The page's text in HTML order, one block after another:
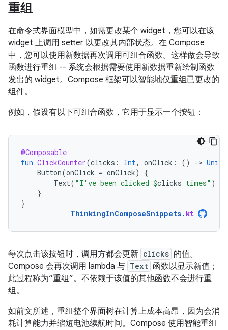
重组
在命令式界面模型中，如需更改某个 widget，您可以在该
widget 上调用 setter 以更改其内部状态。在 Compose
中，您可以使用新数据再次调用可组合函数。这样做会导致
函数进行重组 -- 系统会根据需要使用新数据重新绘制函数
发出的 widget。 Compose 框架可以智能地仅重组已更改的
组件。
例如，假设有以下可组合函数，它用于显示一个按钮：
@Composable
fun ClickCounter(clicks : Int, onClick : () -> Unit
Button(onClick = onClick)
{
Text( "I've been clicked $clicks times" )
}
}
ThinkingInComposeSnippets. kt
每次点击该按钮时，调用方都会更新 clicks 的值。
Compose 会再次调用 lambda 与 Text 函数以显示新值；
此过程称为“重组”。 不依赖于该值的其他函数不会进行重
组。
如前文所述，重组整个界面树在计算上成本高昂，因为会消
耗计算能力并缩短电池续航时间。Compose 使用智能重组